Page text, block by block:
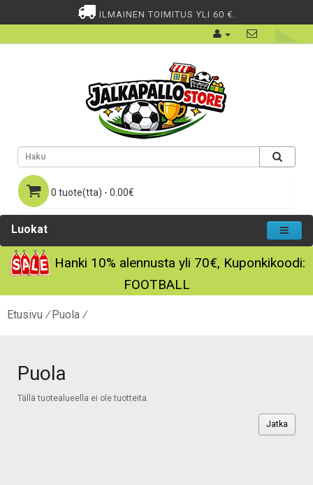
ILMAINEN TOIMITUS YLI 60 €.
0 tuote(tta) - 0.00€
Luokat
Hanki 10% alennusta yli 70€, Kuponkikoodi:
FOOTBALL
Etusivu Puola
Puola
Tällä tuotealueella ei ole tuotteita.
Jatka